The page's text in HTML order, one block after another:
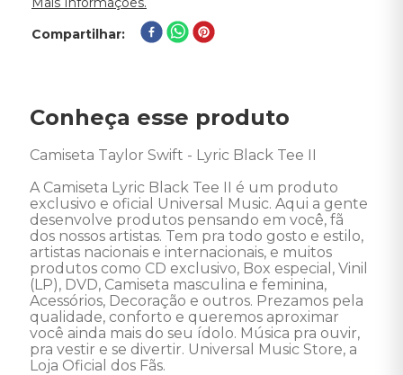
Compartilhar
Conheça esse produto
Camiseta Taylor Swift - Lyric Black Tee II
A Camiseta Lyric Black Tee II é um produto
exclusivo e oficial Universal Music. Aqui a gente
desenvolve produtos pensando em você, fã
dos nossos artistas. Tem pra todo gosto e estilo,
artistas nacionais e internacionais, e muitos
produtos como CD exclusivo, Box especial, Vinil
(LP), DVD, Camiseta masculina e feminina,
Acessórios, Decoração e outros. Prezamos pela
qualidade, conforto e queremos aproximar
você ainda mais do seu ídolo. Música pra ouvir,
pra vestir e se divertir. Universal Music Store, a
Loja Oficial dos Fãs.